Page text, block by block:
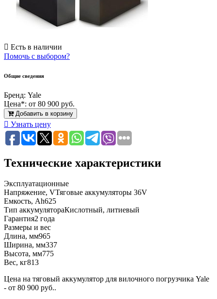
Есть в наличии
Помочь с выбором?
Общие сведения
Бренд: Yale
Цена*: от 80 900 руб.
Добавить в корзину
Узнать цену
Технические характеристики
Эксплуатационные
Напряжение, VТяговые аккумуляторы 36V
Емкость, Ah625
Тип аккумулятораКислотный, литиевый
Гарантия2 года
Размеры и вес
Длина, мм965
Ширина, мм337
Высота, мм775
Вес, кг813
Цена на тяговый аккумулятор для вилочного погрузчика Yale
- от 80 900 руб..